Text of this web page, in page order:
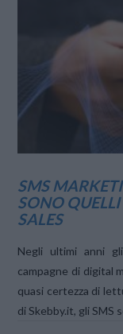
SMS
SONO
SALES
Negli ultimi anni
campagne di digital
quasi certezza di
di Skebby.it, gli SMS